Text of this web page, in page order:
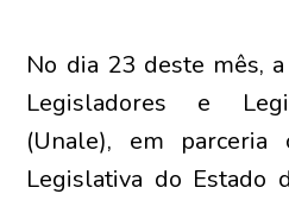
No dia 23 deste mês,
Legisladores e
(Unale), em parceria
Legislativa do Estado